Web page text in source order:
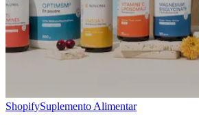
ShopifySuplemento Alimentar